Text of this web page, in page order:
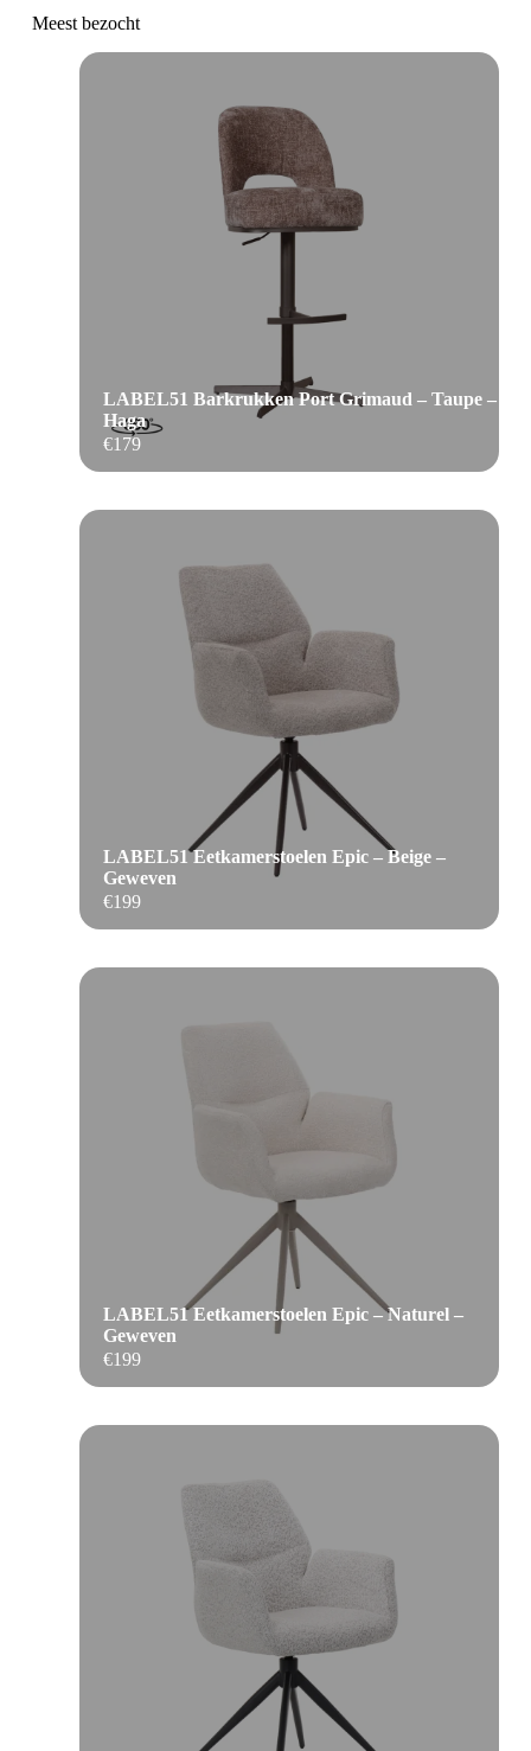
Meest bezocht
€179
LABEL51 Barkrukken Port Grimaud – Taupe –
Haga
€199
LABEL51 Eetkamerstoelen Epic – Beige –
Geweven
€199
LABEL51 Eetkamerstoelen Epic – Naturel –
Geweven